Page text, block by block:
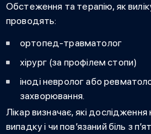
Обстеження та терапію, як
проводять:
ортопед-травматолог
хірург (за профілем стопи)
іноді невролог або
захворювання.
Лікар визначає, які
випадку і чи пов’язаний біль з